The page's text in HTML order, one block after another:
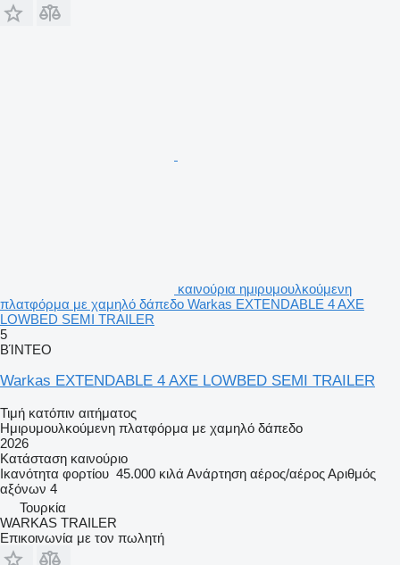
καινούρια ημιρυμουλκούμενη
πλατφόρμα με χαμηλό δάπεδο Warkas EXTENDABLE 4 AXE
LOWBED SEMI TRAILER
5
ΒΊΝΤΕΟ
Warkas EXTENDABLE 4 AXE LOWBED SEMI TRAILER
Τιμή κατόπιν αιτήματος
Ημιρυμουλκούμενη πλατφόρμα με χαμηλό δάπεδο
2026
Κατάσταση καινούριο
Ικανότητα φορτίου 45.000 κιλά Ανάρτηση αέρος/αέροςΑριθμός
αξόνων 4
Τουρκία
WARKAS TRAILER
Επικοινωνία με τον πωλητή